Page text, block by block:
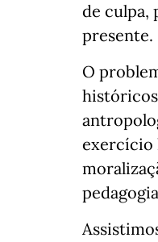
de culpa,
presente.
O
exercício